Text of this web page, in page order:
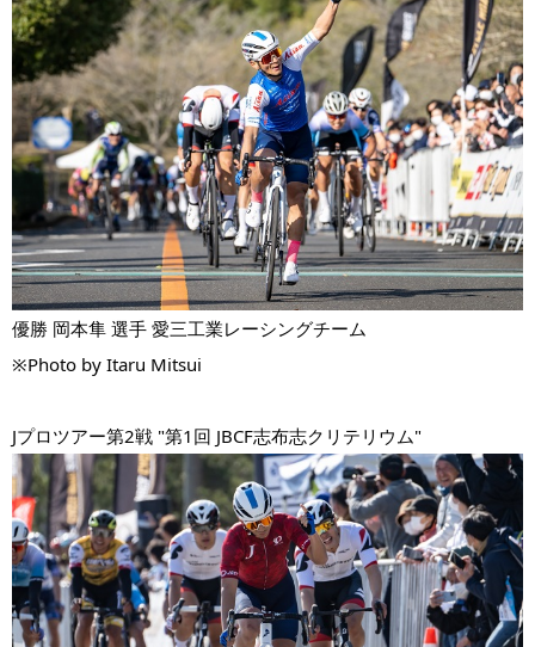
優勝 岡本隼 選手 愛三工業レーシングチーム
※Photo by Itaru Mitsui
Jプロツアー第2戦 "第1回 JBCF志布志クリテリウム"